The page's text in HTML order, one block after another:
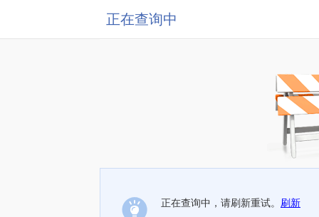
正在查询中
正在查询中，请刷新重试。 刷新